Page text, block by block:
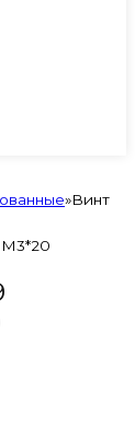
»Винт